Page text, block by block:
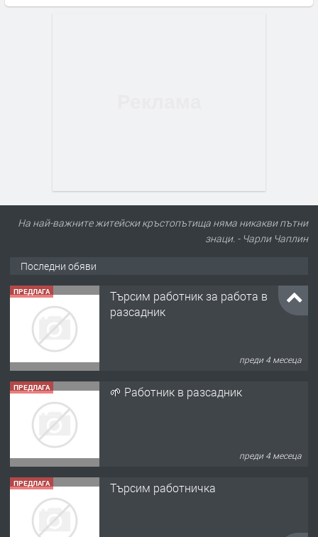
На най-важните житейски кръстопътища няма никакви пътни
знаци. - Чарли Чаплин
Последни обяви
ПРЕДЛАГА
Търсим работник за работа в
разсадник
преди 4 месеца
ПРЕДЛАГА 🌱 Работник в разсадник
преди 4 месеца
ПРЕДЛАГА Търсим работничка